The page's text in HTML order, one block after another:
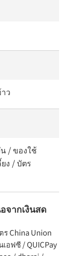
ว
/ ของใช้
ง / บัตร
จากเงินสด
ร China Union
อฟซี / QUICPay